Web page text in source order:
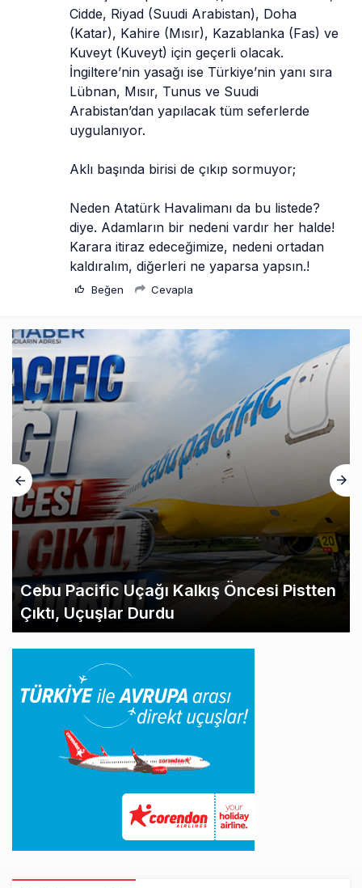
Cidde, Riyad (Suudi Arabistan), Doha
(Katar), Kahire (Mısır), Kazablanka (Fas) ve
Kuveyt (Kuveyt) için geçerli olacak.
İngiltere’nin yasağı ise Türkiye’nin yanı sıra
Lübnan, Mısır, Tunus ve Suudi
Arabistan’dan yapılacak tüm seferlerde
uygulanıyor.
Aklı başında birisi de çıkıp sormuyor;
Neden Atatürk Havalimanı da bu listede?
diye. Adamların bir nedeni vardır her halde!
Karara itiraz edeceğimize, nedeni ortadan
kaldıralım, diğerleri ne yaparsa yapsın.!
Beğen Cevapla
Cebu Pacific Uçağı Kalkış Öncesi Pistten
Çıktı, Uçuşlar Durdu